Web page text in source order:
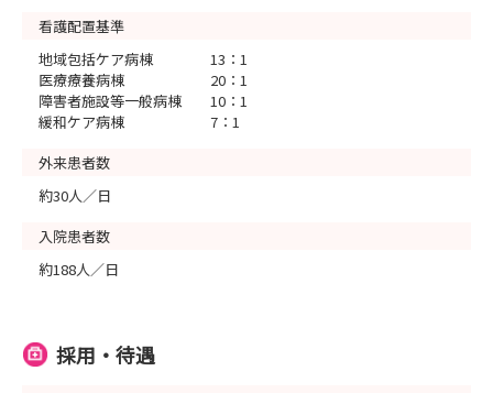
看護配置基準
地域包括ケア病棟 13：1
医療療養病棟 20：1
障害者施設等一般病棟 10：1
緩和ケア病棟 7：1
外来患者数
約30人／日
入院患者数
約188人／日
採用・待遇